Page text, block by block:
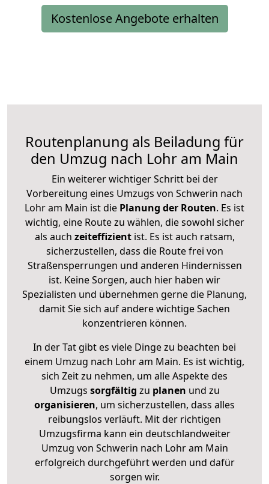
Kostenlose Angebote erhalten
Routenplanung als Beiladung für
den Umzug nach Lohr am Main
Ein weiterer wichtiger Schritt bei der
Vorbereitung eines Umzugs von Schwerin nach
Lohr am Main ist die Planung der Routen. Es ist
wichtig, eine Route zu wählen, die sowohl sicher
als auch zeiteffizientist. Es ist auch ratsam,
sicherzustellen, dass die Route frei von
Straßensperrungen und anderen Hindernissen
ist. Keine Sorgen, auch hier haben wir
Spezialisten und übernehmen gerne die Planung,
damit Sie sich auf andere wichtige Sachen
konzentrieren können.
In der Tat gibt es viele Dinge zu beachten bei
einem Umzug nach Lohr am Main. Es ist wichtig,
sich Zeit zu nehmen, um alle Aspekte des
Umzugs sorgfältig zu planen und zu
organisieren, um sicherzustellen, dass alles
reibungslos verläuft. Mit der richtigen
Umzugsfirma kann ein deutschlandweiter
Umzug von Schwerin nach Lohr am Main
erfolgreich durchgeführt werden und dafür
sorgen wir.